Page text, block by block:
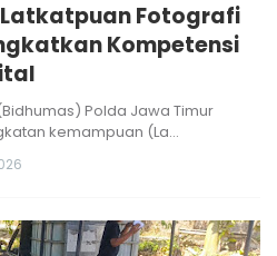
Fotografi
Kompetensi
Polda Jawa Timur
kemampuan (La…